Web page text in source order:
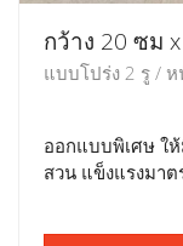
กว้าง 20 ซม
แบบโปร่ง 2 รู /
ออกแบบพิเศษ ใ
สวน แข็งแรงมา